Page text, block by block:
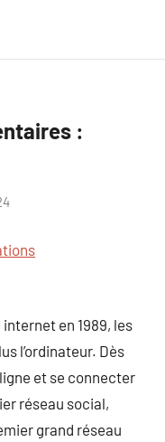
:
en 1989, les
l’ordinateur. Dès
et se connecter
réseau social,
grand réseau